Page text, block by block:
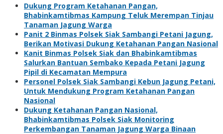
Dukung Program Ketahanan Pangan,
Bhabinkamtibmas Kampung Teluk Merempan Tinjau
Tanaman Jagung Warga
Panit 2 Binmas Polsek Siak Sambangi Petani Jagung,
Berikan Motivasi Dukung Ketahanan Pangan Nasional
Kanit Binmas Polsek Siak dan Bhabinkamtibmas
Salurkan Bantuan Sembako Kepada Petani Jagung
Pipil di Kecamatan Mempura
Personel Polsek Siak Sambangi Kebun Jagung Petani,
Untuk Mendukung Program Ketahanan Pangan
Nasional
Dukung Ketahanan Pangan Nasional,
Bhabinkamtibmas Polsek Siak Monitoring
Perkembangan Tanaman Jagung Warga Binaan